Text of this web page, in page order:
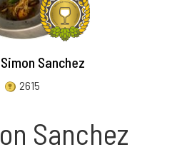
Sanchez
2615
Sanchez